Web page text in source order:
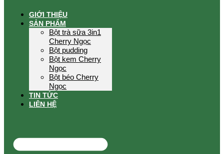
GIỚI THIỆU
SẢN PHẨM
Bột trà sữa 3in1
Cherry Ngọc
Bột pudding
Bột kem Cherry
Ngọc
Bột béo Cherry
Ngọc
TIN TỨC
LIÊN HỆ